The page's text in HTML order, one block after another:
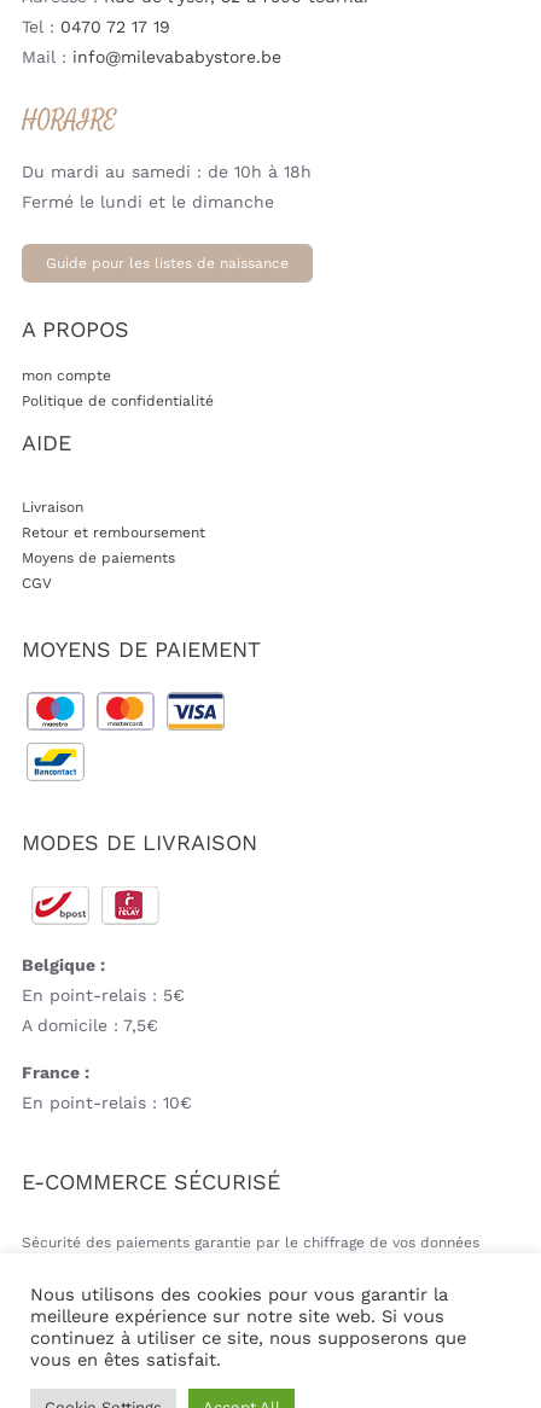
Tel : 0470 72 17 19
Mail : info@milevababystore.be
HORAIRE
Du mardi au samedi : de 10h à 18h
Fermé le lundi et le dimanche
Guide pour les listes de naissance
A PROPOS
mon compte
Politique de confidentialité
AIDE
Livraison
Retour et remboursement
Moyens de paiements
CGV
MOYENS DE PAIEMENT
MODES DE LIVRAISON
Belgique :
En point-relais : 5€
A domicile : 7,5€
France :
En point-relais : 10€
E-COMMERCE SÉCURISÉ
Sécurité des paiements garantie par le chiffrage de vos données
© Copyright 2026 | Mil&va Babystore All Rights Reserved
Nous utilisons des cookies pour vous garantir la
meilleure expérience sur notre site web. Si vous
continuez à utiliser ce site, nous supposerons que
vous en êtes satisfait.